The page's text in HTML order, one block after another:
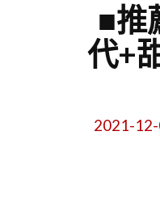
■推
代+
2021-